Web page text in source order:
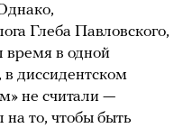
Глеба Павловского,
время в одной
диссидентском
не считали —
на то, чтобы быть